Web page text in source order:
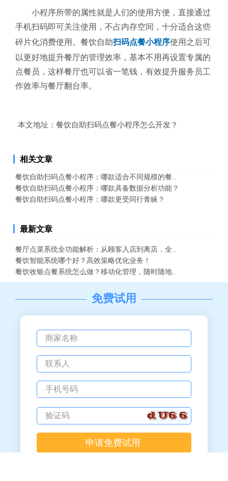
小程序所带的属性就是人们的使用方便，直接通过
手机扫码即可关注使用，不占内存空间，十分适合这些
碎片化消费使用。餐饮自助扫码点餐小程序使用之后可
以更好地提升餐厅的管理效率，基本不用再设置专属的
点餐员，这样餐厅也可以省一笔钱，有效提升服务员工
作效率与餐厅翻台率。
本文地址： 餐饮自助扫码点餐小程序怎么开发？
相关文章
餐饮自助扫码点餐小程序：哪款适合不同规模的餐..
餐饮自助扫码点餐小程序：哪款具备数据分析功能？
餐饮自助扫码点餐小程序：哪款更受同行青睐？
最新文章
餐厅点菜系统全功能解析：从顾客入店到离店，全..
餐饮智能系统哪个好？高效策略优化业务！
餐饮收银点餐系统怎么做？移动化管理，随时随地..
免费试用